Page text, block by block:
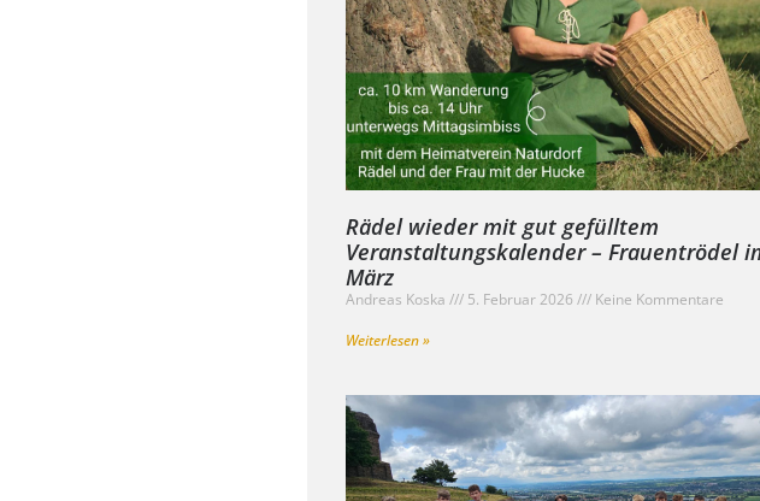
Rädel wieder mit gut gefülltem
Veranstaltungskalender – Frauentrödel
März
Andreas Koska 5. Februar 2026
Keine Kommentare
Weiterlesen »